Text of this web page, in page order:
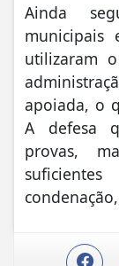
Ainda
municipais
utilizaram
apoiada, o
A defesa
provas,